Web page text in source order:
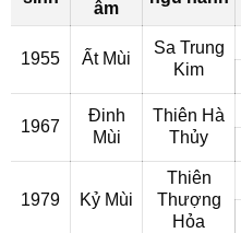
âm
1955 Ất Mùi
Sa Trung
Kim
1967
Đinh
Mùi
Thiên Hà
Thủy
1979 Kỷ Mùi
Thiên
Thượng
Hỏa